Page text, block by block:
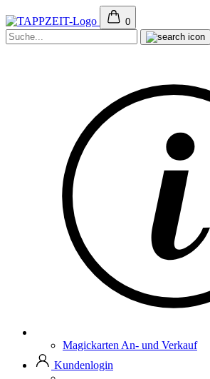
0
Magickarten An- und Verkauf
Kundenlogin